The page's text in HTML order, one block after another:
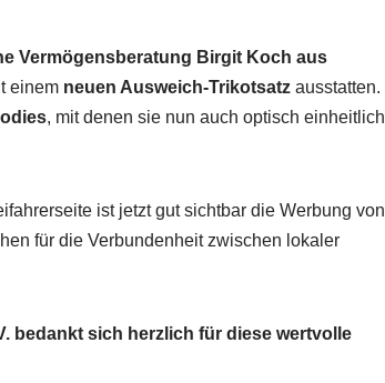
Vermögensberatung Birgit Koch aus
einem neuen Ausweich-Trikotsatz ausstatten.
, mit denen sie nun auch optisch einheitlich
ist jetzt gut sichtbar die Werbung von
für die Verbundenheit zwischen lokaler
bedankt sich herzlich für diese wertvolle